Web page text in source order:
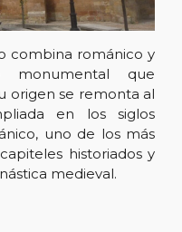
combina románico y
que
origen se remonta al
en los siglos
uno de los más
historiados y
medieval.